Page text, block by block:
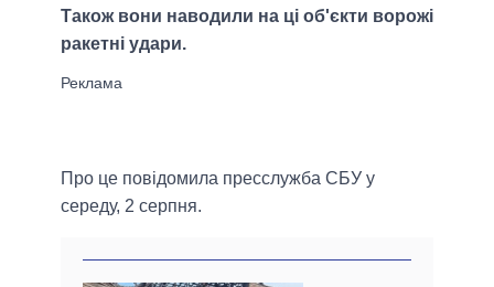
Також вони наводили на ці об'єкти ворожі
ракетні удари.
Про це повідомила пресслужба СБУ у
середу, 2 серпня.